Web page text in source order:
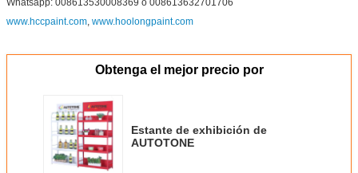
Whatsapp: 008613530008369 o 008613632701706
www.hccpaint.com, www.hoolongpaint.com
Obtenga el mejor precio por
Estante de exhibición de
AUTOTONE